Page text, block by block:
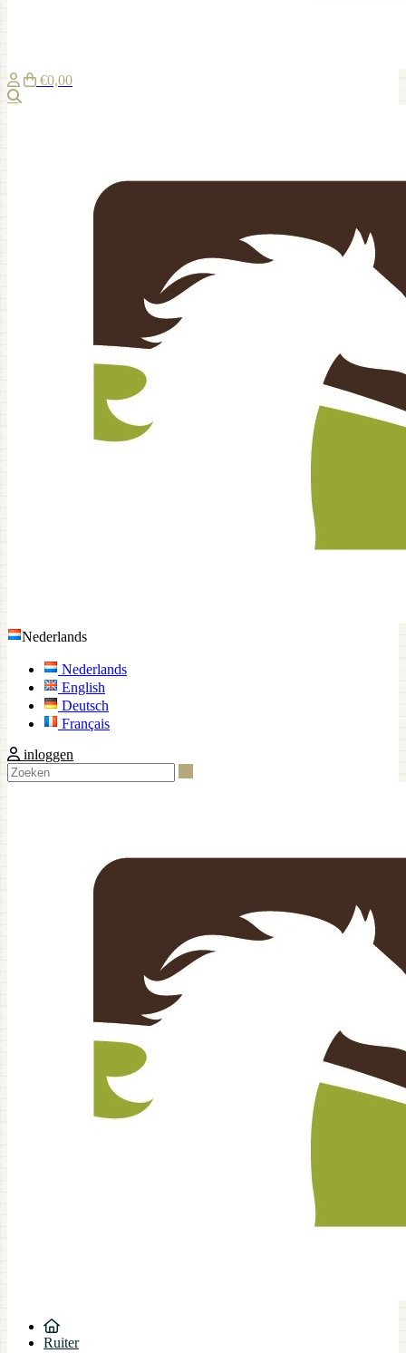
€0,00
Nederlands
Nederlands
English
Deutsch
Français
inloggen
Ruiter